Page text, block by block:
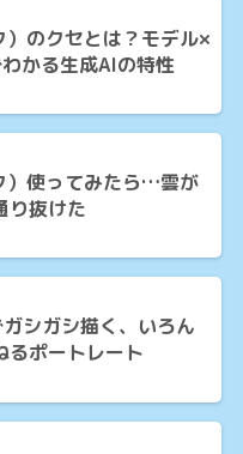
のクセとは？モデル×
かる生成AIの特性
）使ってみたら…雲が
り抜けた
シガシ描く、いろん
るポートレート